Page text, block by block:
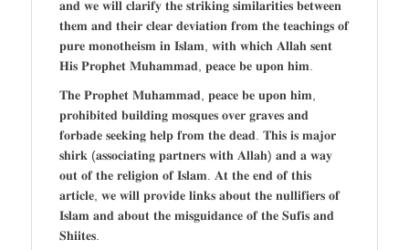
𝐚𝐧𝐝 𝐰𝐞 𝐰𝐢𝐥𝐥 𝐜𝐥𝐚𝐫𝐢𝐟𝐲 𝐭𝐡𝐞 𝐬𝐭𝐫𝐢𝐤𝐢𝐧𝐠 𝐬𝐢𝐦𝐢𝐥𝐚𝐫𝐢𝐭𝐢𝐞𝐬 𝐛𝐞𝐭𝐰𝐞𝐞𝐧
𝐭𝐡𝐞𝐦 𝐚𝐧𝐝 𝐭𝐡𝐞𝐢𝐫 𝐜𝐥𝐞𝐚𝐫 𝐝𝐞𝐯𝐢𝐚𝐭𝐢𝐨𝐧 𝐟𝐫𝐨𝐦 𝐭𝐡𝐞 𝐭𝐞𝐚𝐜𝐡𝐢𝐧𝐠𝐬 𝐨𝐟
𝐩𝐮𝐫𝐞 𝐦𝐨𝐧𝐨𝐭𝐡𝐞𝐢𝐬𝐦 𝐢𝐧 𝐈𝐬𝐥𝐚𝐦, 𝐰𝐢𝐭𝐡 𝐰𝐡𝐢𝐜𝐡 𝐀𝐥𝐥𝐚𝐡 𝐬𝐞𝐧𝐭
𝐇𝐢𝐬 𝐏𝐫𝐨𝐩𝐡𝐞𝐭 𝐌𝐮𝐡𝐚𝐦𝐦𝐚𝐝, 𝐩𝐞𝐚𝐜𝐞 𝐛𝐞 𝐮𝐩𝐨𝐧 𝐡𝐢𝐦.
𝐓𝐡𝐞 𝐏𝐫𝐨𝐩𝐡𝐞𝐭 𝐌𝐮𝐡𝐚𝐦𝐦𝐚𝐝, 𝐩𝐞𝐚𝐜𝐞 𝐛𝐞 𝐮𝐩𝐨𝐧 𝐡𝐢𝐦,
𝐩𝐫𝐨𝐡𝐢𝐛𝐢𝐭𝐞𝐝 𝐛𝐮𝐢𝐥𝐝𝐢𝐧𝐠 𝐦𝐨𝐬𝐪𝐮𝐞𝐬 𝐨𝐯𝐞𝐫 𝐠𝐫𝐚𝐯𝐞𝐬 𝐚𝐧𝐝
𝐟𝐨𝐫𝐛𝐚𝐝𝐞 𝐬𝐞𝐞𝐤𝐢𝐧𝐠 𝐡𝐞𝐥𝐩 𝐟𝐫𝐨𝐦 𝐭𝐡𝐞 𝐝𝐞𝐚𝐝. 𝐓𝐡𝐢𝐬 𝐢𝐬 𝐦𝐚𝐣𝐨𝐫
𝐬𝐡𝐢𝐫𝐤 (𝐚𝐬𝐬𝐨𝐜𝐢𝐚𝐭𝐢𝐧𝐠 𝐩𝐚𝐫𝐭𝐧𝐞𝐫𝐬 𝐰𝐢𝐭𝐡 𝐀𝐥𝐥𝐚𝐡) 𝐚𝐧𝐝 𝐚 𝐰𝐚𝐲
𝐨𝐮𝐭 𝐨𝐟 𝐭𝐡𝐞 𝐫𝐞𝐥𝐢𝐠𝐢𝐨𝐧 𝐨𝐟 𝐈𝐬𝐥𝐚𝐦. 𝐀𝐭 𝐭𝐡𝐞 𝐞𝐧𝐝 𝐨𝐟 𝐭𝐡𝐢𝐬
𝐚𝐫𝐭𝐢𝐜𝐥𝐞, 𝐰𝐞 𝐰𝐢𝐥𝐥 𝐩𝐫𝐨𝐯𝐢𝐝𝐞 𝐥𝐢𝐧𝐤𝐬 𝐚𝐛𝐨𝐮𝐭 𝐭𝐡𝐞 𝐧𝐮𝐥𝐥𝐢𝐟𝐢𝐞𝐫𝐬 𝐨𝐟
𝐈𝐬𝐥𝐚𝐦 𝐚𝐧𝐝 𝐚𝐛𝐨𝐮𝐭 𝐭𝐡𝐞 𝐦𝐢𝐬𝐠𝐮𝐢𝐝𝐚𝐧𝐜𝐞 𝐨𝐟 𝐭𝐡𝐞 𝐒𝐮𝐟𝐢𝐬 𝐚𝐧𝐝
𝐒𝐡𝐢𝐢𝐭𝐞𝐬.